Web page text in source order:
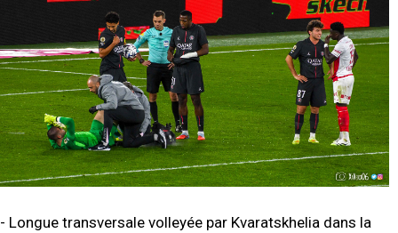
- Longue transversale volleyée par Kvaratskhelia dans la